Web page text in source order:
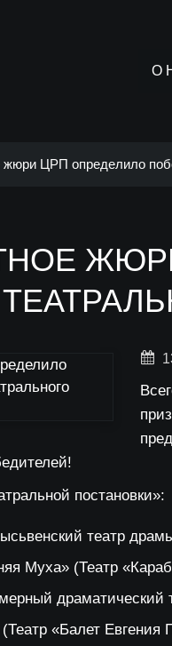
О
жюри ЦРП определило
постановки»:
театр
Муха» (Театр
драматический
«Балет Евгения